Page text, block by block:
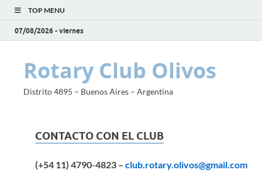
TOP MENU
07/08/2026 - viernes
Rotary Club Olivos
Distrito 4895 – Buenos Aires – Argentina
CONTACTO CON EL CLUB
(+54 11) 4790-4823 – club.rotary.olivos@gmail.com